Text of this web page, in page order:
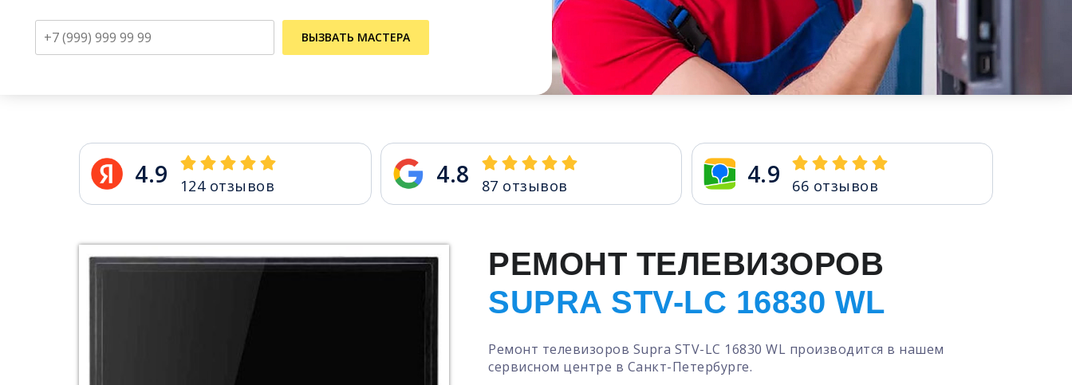
ВЫЗВАТЬ МАСТЕРА
4.9 124отзывов 4.8 87 отзывов 4.9 66 отзывов
РЕМОНТ ТЕЛЕВИЗОРОВ
SUPRA STV-LC 16830 WL
Ремонт телевизоров Supra STV-LC 16830 WL производится в нашем
сервисном центре в Санкт-Петербурге.